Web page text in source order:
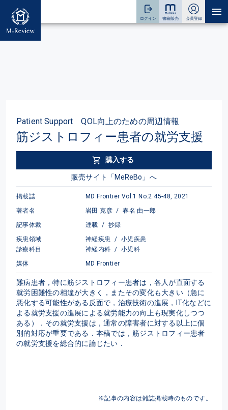
Patient Support QOL向上のための周辺情報
筋ジストロフィー患者の就労支援
購入する
販売サイト「MeReBo」へ
掲載誌
MD Frontier Vol.1 No.2 45-48, 2021
著者名
岩田 克彦 / 春名 由一郎
記事体裁
連載 / 抄録
疾患領域
神経疾患 / 小児疾患
診療科目
神経内科 / 小児科
媒体
MD Frontier
難病患者，特に筋ジストロフィー患者は，各人が直面する
就労困難性の相違が大きく，またその変化も大きい（急に
悪化する可能性がある反面で，治療技術の進展，IT化などに
よる就労支援の進展による就労能力の向上も現実化しつつ
ある）．その就労支援は，通常の障害者に対する以上に個
別的対応が重要である．本稿では，筋ジストロフィー患者
の就労支援を総合的に論じたい．
※記事の内容は雑誌掲載時のものです。